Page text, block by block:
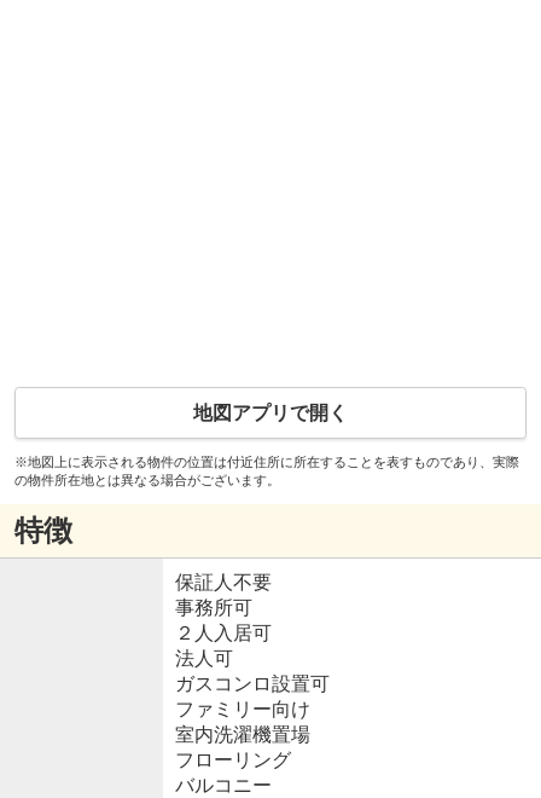
地図アプリで開く
※地図上に表示される物件の位置は付近住所に所在することを表すものであり、実際
の物件所在地とは異なる場合がございます。
特徴
保証人不要
事務所可
２人入居可
法人可
ガスコンロ設置可
ファミリー向け
室内洗濯機置場
フローリング
バルコニー